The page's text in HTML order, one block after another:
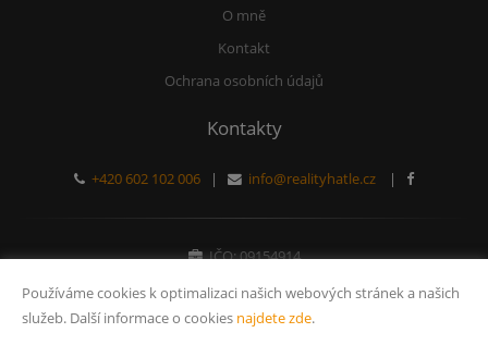
O mně
Kontakt
Ochrana osobních údajů
Kontakty
+420 602 102 006 | info@realityhatle.cz |
IČO: 09154914
Používáme cookies k optimalizaci našich webových stránek a našich
služeb. Další informace o cookies najdete zde.